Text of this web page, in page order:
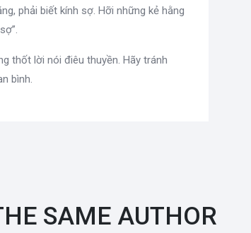
phải biết kính sợ. Hỡi những kẻ hằng
thốt lời nói điêu thuyền. Hãy tránh
bình.
SAME AUTHOR